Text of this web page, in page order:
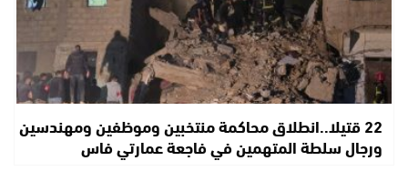
22 قتيلا..انطلاق محاكمة منتخبين وموظفين ومهندسين
ورجال سلطة المتهمين في فاجعة عمارتي فاس